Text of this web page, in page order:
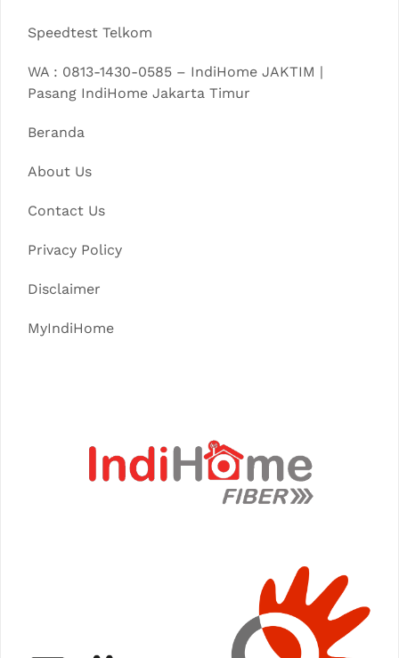
Speedtest Telkom
WA : 0813-1430-0585 – IndiHome JAKTIM |
Pasang IndiHome Jakarta Timur
Beranda
About Us
Contact Us
Privacy Policy
Disclaimer
MyIndiHome